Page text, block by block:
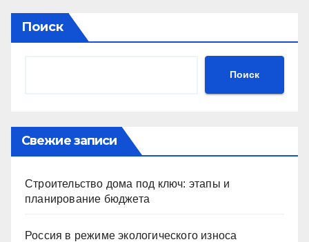
Поиск
Поиск
Свежие записи
Строительство дома под ключ: этапы и
планирование бюджета
Россия в режиме экологического износа